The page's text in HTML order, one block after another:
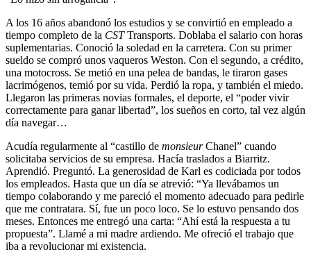
A los 16 años abandonó los estudios y se convirtió en empleado a
tiempo completo de la CSTTransports. Doblaba el salario con horas
suplementarias. Conoció la soledad en la carretera. Con su primer
sueldo se compró unos vaqueros Weston. Con el segundo, a crédito,
una motocross. Se metió en una pelea de bandas, le tiraron gases
lacrimógenos, temió por su vida. Perdió la ropa, y también el miedo.
Llegaron las primeras novias formales, el deporte, el “poder vivir
correctamente para ganar libertad”, los sueños en corto, tal vez algún
día navegar…
Acudía regularmente al “castillo de monsieurChanel” cuando
solicitaba servicios de su empresa. Hacía traslados a Biarritz.
Aprendió. Preguntó. La generosidad de Karl es codiciada por todos
los empleados. Hasta que un día se atrevió: “Ya llevábamos un
tiempo colaborando y me pareció el momento adecuado para pedirle
que me contratara. Sí, fue un poco loco. Se lo estuvo pensando dos
meses. Entonces me entregó una carta: “Ahí está la respuesta a tu
propuesta”. Llamé a mi madre ardiendo. Me ofreció el trabajo que
iba a revolucionar mi existencia.